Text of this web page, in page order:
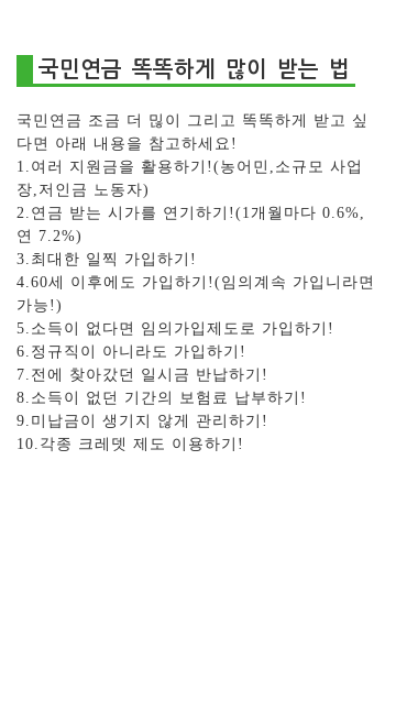
국민연금 똑똑하게 많이 받는 법
국민연금 조금 더 믾이 그리고 똑똑하게 받고 싶
다면 아래 내용을 참고하세요!
1.여러 지원금을 활용하기!(농어민,소규모 사업
장,저인금 노동자)
2.연금 받는 시가를 연기하기!(1개월마다 0.6%,
연 7.2%)
3.최대한 일찍 가입하기!
4.60세 이후에도 가입하기!(임의계속 가입니라면
가능!)
5.소득이 없다면 임의가입제도로 가입하기!
6.정규직이 아니라도 가입하기!
7.전에 찾아갔던 일시금 반납하기!
8.소득이 없던 기간의 보험료 납부하기!
9.미납금이 생기지 않게 관리하기!
10.각종 크레뎃 제도 이용하기!